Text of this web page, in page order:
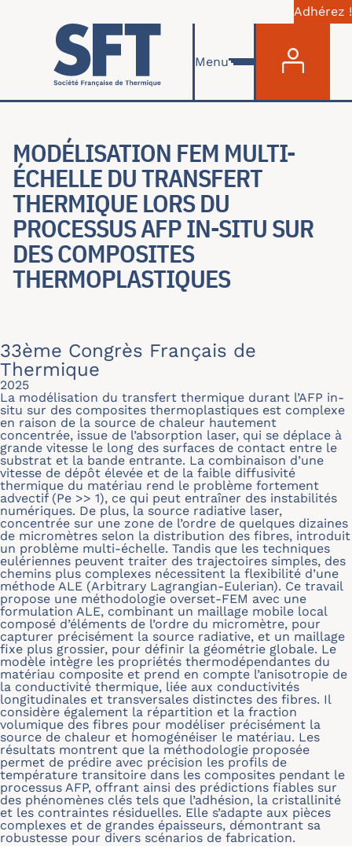
Aller au contenu principal
Adhérez !
Menu
MODÉLISATION FEM MULTI-
ÉCHELLE DU TRANSFERT
THERMIQUE LORS DU
PROCESSUS AFP IN-SITU SUR
DES COMPOSITES
THERMOPLASTIQUES
33ème Congrès Français de
Thermique
2025
La modélisation du transfert thermique durant l’AFP in-
situ sur des composites thermoplastiques est complexe
en raison de la source de chaleur hautement
concentrée, issue de l’absorption laser, qui se déplace à
grande vitesse le long des surfaces de contact entre le
substrat et la bande entrante. La combinaison d’une
vitesse de dépôt élevée et de la faible diffusivité
thermique du matériau rend le problème fortement
advectif (Pe >> 1), ce qui peut entraîner des instabilités
numériques. De plus, la source radiative laser,
concentrée sur une zone de l’ordre de quelques dizaines
de micromètres selon la distribution des fibres, introduit
un problème multi-échelle. Tandis que les techniques
eulériennes peuvent traiter des trajectoires simples, des
chemins plus complexes nécessitent la flexibilité d’une
méthode ALE (Arbitrary Lagrangian-Eulerian). Ce travail
propose une méthodologie overset-FEM avec une
formulation ALE, combinant un maillage mobile local
composé d’éléments de l’ordre du micromètre, pour
capturer précisément la source radiative, et un maillage
fixe plus grossier, pour définir la géométrie globale. Le
modèle intègre les propriétés thermodépendantes du
matériau composite et prend en compte l’anisotropie de
la conductivité thermique, liée aux conductivités
longitudinales et transversales distinctes des fibres. Il
considère également la répartition et la fraction
volumique des fibres pour modéliser précisément la
source de chaleur et homogénéiser le matériau. Les
résultats montrent que la méthodologie proposée
permet de prédire avec précision les profils de
température transitoire dans les composites pendant le
processus AFP, offrant ainsi des prédictions fiables sur
des phénomènes clés tels que l’adhésion, la cristallinité
et les contraintes résiduelles. Elle s’adapte aux pièces
complexes et de grandes épaisseurs, démontrant sa
robustesse pour divers scénarios de fabrication.